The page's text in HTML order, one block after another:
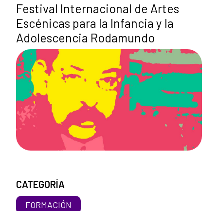
Festival Internacional de Artes
Escénicas para la Infancia y la
Adolescencia Rodamundo
CATEGORÍA
FORMACIÓN